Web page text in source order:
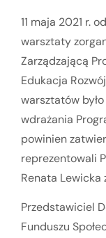
11 maja 2021 r.
warsztaty
Zarządzającą
Edukacja
warsztatów
wdrażania
powinien
reprezentowali
Renata Lewicka
Przedstawiciel
Funduszu